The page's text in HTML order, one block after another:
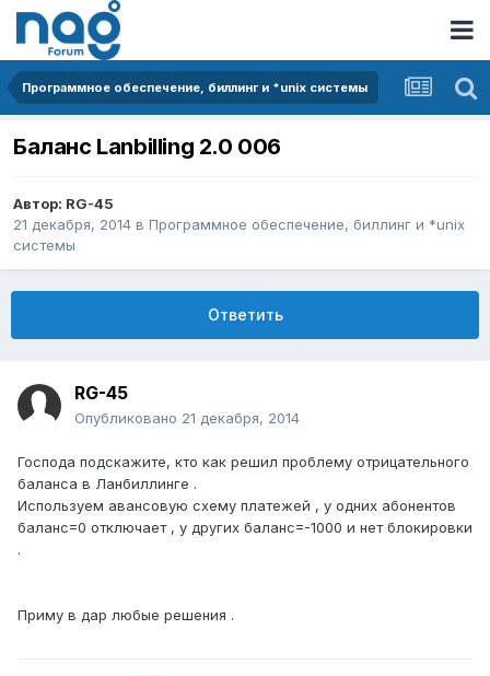
Программное обеспечение, биллинг и *unix системы
Баланс Lanbilling 2.0 006
Автор: RG-45
21 декабря, 2014 в Программное обеспечение, биллинг и *unix
системы
Ответить
RG-45
Опубликовано 21 декабря, 2014
Господа подскажите, кто как решил проблему отрицательного
баланса в Ланбиллинге .
Используем авансовую схему платежей , у одних абонентов
баланс=0 отключает , у других баланс=-1000 и нет блокировки
.
Приму в дар любые решения .